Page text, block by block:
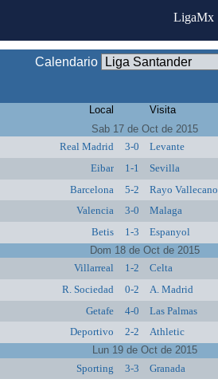
LigaMx
Calendario
Local Visita
Sab 17 de Oct de 2015
Real Madrid
3-0 Levante
Eibar
1-1 Sevilla
Barcelona
5-2 Rayo Vallecano
Valencia
3-0 Malaga
Betis
1-3 Espanyol
Dom 18 de Oct de 2015
Villarreal
1-2 Celta
R. Sociedad
0-2 A. Madrid
Getafe
4-0 Las Palmas
Deportivo
2-2 Athletic
Lun 19 de Oct de 2015
Sporting
3-3 Granada